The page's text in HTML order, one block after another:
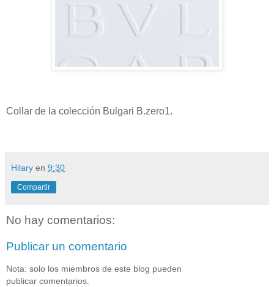
Collar de la colección Bulgari B.zero1.
Hilary en 9:30
Compartir
No hay comentarios:
Publicar un comentario
Nota: solo los miembros de este blog pueden
publicar comentarios.